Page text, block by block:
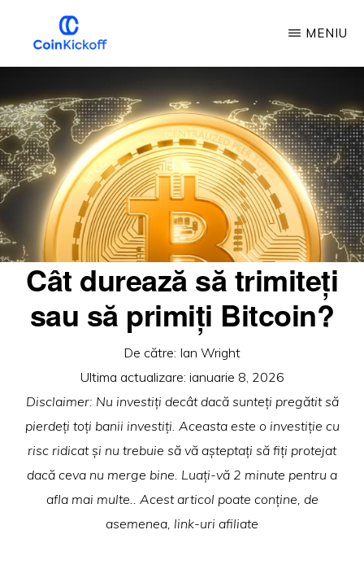
conținutul
principal
LOVITURA
ÎNCEPERE
A
MONEDEI
MENIU
Cât durează să trimiteți
sau să primiți Bitcoin?
De către: Ian Wright
Ultima actualizare: ianuarie 8, 2026
Disclaimer: Nu investiți decât dacă sunteți pregătit să
pierdeți toți banii investiți. Aceasta este o investiție cu
risc ridicat și nu trebuie să vă așteptați să fiți protejat
dacă ceva nu merge bine. Luați-vă 2 minute pentru a
afla mai multe.. Acest articol poate conține, de
asemenea, link-uri afiliate